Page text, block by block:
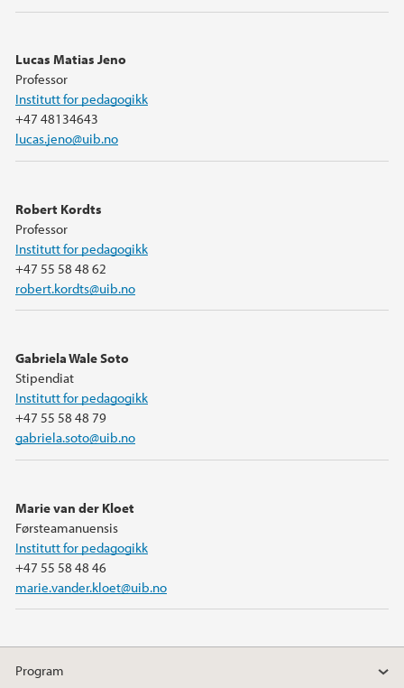
Lucas Matias Jeno
Professor
Institutt for pedagogikk
+47 48134643
lucas.jeno@uib.no
Robert Kordts
Professor
Institutt for pedagogikk
+47 55 58 48 62
robert.kordts@uib.no
Gabriela Wale Soto
Stipendiat
Institutt for pedagogikk
+47 55 58 48 79
gabriela.soto@uib.no
Marie van der Kloet
Førsteamanuensis
Institutt for pedagogikk
+47 55 58 48 46
marie.vander.kloet@uib.no
Program